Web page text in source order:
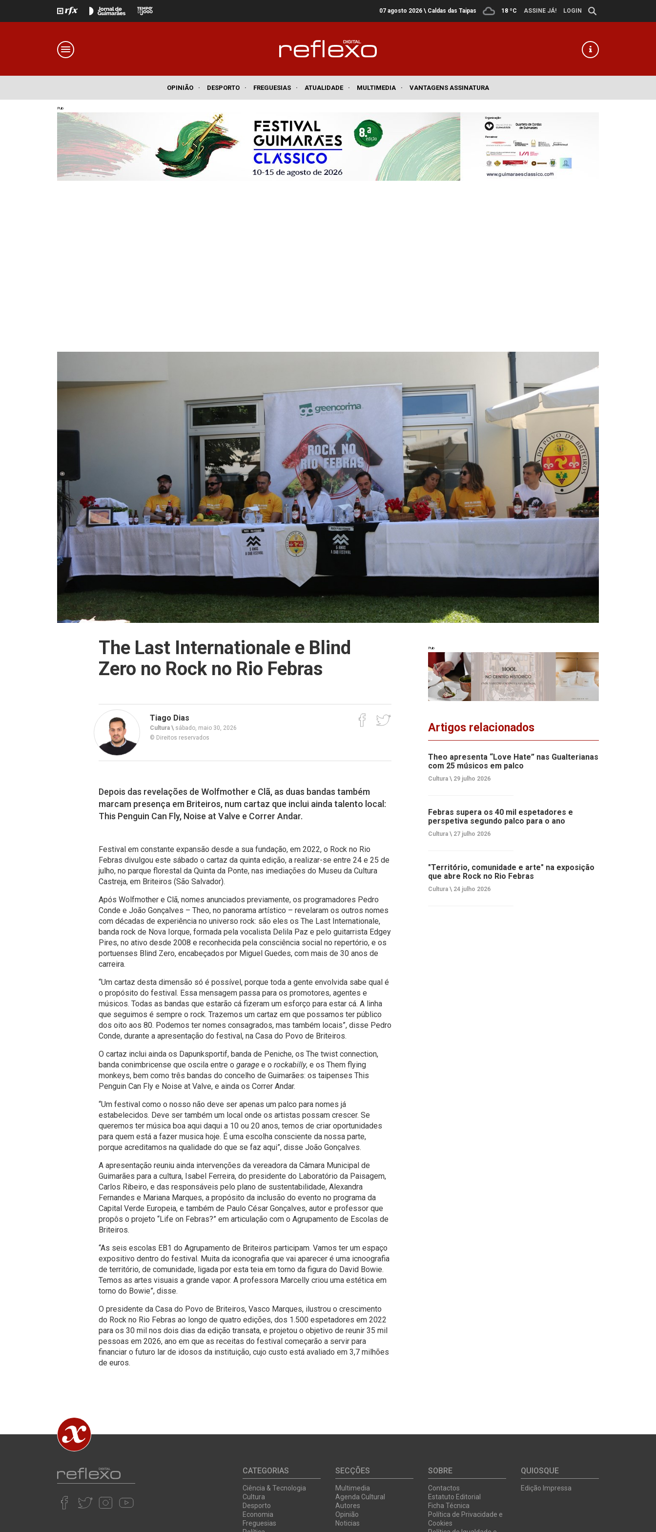
07 agosto 2026 \ Caldas das Taipas 18 ºC ASSINE JÁ! LOGIN
OPINIÃO · DESPORTO · FREGUESIAS · ATUALIDADE · MULTIMEDIA · VANTAGENS ASSINATURA
Pub
The Last Internationale e Blind
Zero no Rock no Rio Febras
Tiago Dias
Cultura \ sábado, maio 30, 2026
© Direitos reservados
Depois das revelações de Wolfmother e Clã, as duas bandas também
marcam presença em Briteiros, num cartaz que inclui ainda talento local:
This Penguin Can Fly, Noise at Valve e Correr Andar.
Festival em constante expansão desde a sua fundação, em 2022, o Rock no Rio
Febras divulgou este sábado o cartaz da quinta edição, a realizar-se entre 24 e 25 de
julho, no parque florestal da Quinta da Ponte, nas imediações do Museu da Cultura
Castreja, em Briteiros (São Salvador).
Após Wolfmother e Clã, nomes anunciados previamente, os programadores Pedro
Conde e João Gonçalves – Theo, no panorama artístico – revelaram os outros nomes
com décadas de experiência no universo rock: são eles os The Last Internationale,
banda rock de Nova Iorque, formada pela vocalista Delila Paz e pelo guitarrista Edgey
Pires, no ativo desde 2008 e reconhecida pela consciência social no repertório, e os
portuenses Blind Zero, encabeçados por Miguel Guedes, com mais de 30 anos de
carreira.
“Um cartaz desta dimensão só é possível, porque toda a gente envolvida sabe qual é
o propósito do festival. Essa mensagem passa para os promotores, agentes e
músicos. Todas as bandas que estarão cá fizeram um esforço para estar cá. A linha
que seguimos é sempre o rock. Trazemos um cartaz em que possamos ter público
dos oito aos 80. Podemos ter nomes consagrados, mas também locais”, disse Pedro
Conde, durante a apresentação do festival, na Casa do Povo de Briteiros.
O cartaz inclui ainda os Dapunksportif, banda de Peniche, os The twist connection,
banda conimbricense que oscila entre o garage e o rockabilly, e os Them flying
monkeys, bem como três bandas do concelho de Guimarães: os taipenses This
Penguin Can Fly e Noise at Valve, e ainda os Correr Andar.
“Um festival como o nosso não deve ser apenas um palco para nomes já
estabelecidos. Deve ser também um local onde os artistas possam crescer. Se
queremos ter música boa aqui daqui a 10 ou 20 anos, temos de criar oportunidades
para quem está a fazer musica hoje. É uma escolha consciente da nossa parte,
porque acreditamos na qualidade do que se faz aqui”, disse João Gonçalves.
A apresentação reuniu ainda intervenções da vereadora da Câmara Municipal de
Guimarães para a cultura, Isabel Ferreira, do presidente do Laboratório da Paisagem,
Carlos Ribeiro, e das responsáveis pelo plano de sustentabilidade, Alexandra
Fernandes e Mariana Marques, a propósito da inclusão do evento no programa da
Capital Verde Europeia, e também de Paulo César Gonçalves, autor e professor que
propôs o projeto “Life on Febras?” em articulação com o Agrupamento de Escolas de
Briteiros.
“As seis escolas EB1 do Agrupamento de Briteiros participam. Vamos ter um espaço
expositivo dentro do festival. Muita da iconografia que vai aparecer é uma icnoografia
de território, de comunidade, ligada por esta teia em torno da figura do David Bowie.
Temos as artes visuais a grande vapor. A professora Marcelly criou uma estética em
torno do Bowie”, disse.
O presidente da Casa do Povo de Briteiros, Vasco Marques, ilustrou o crescimento
do Rock no Rio Febras ao longo de quatro edições, dos 1.500 espetadores em 2022
para os 30 mil nos dois dias da edição transata, e projetou o objetivo de reunir 35 mil
pessoas em 2026, ano em que as receitas do festival começarão a servir para
financiar o futuro lar de idosos da instituição, cujo custo está avaliado em 3,7 milhões
de euros.
Pub
Artigos relacionados
Theo apresenta “Love Hate” nas Gualterianas
com 25 músicos em palco
Cultura \ 29 julho 2026
Febras supera os 40 mil espetadores e
perspetiva segundo palco para o ano
Cultura \ 27 julho 2026
"Território, comunidade e arte" na exposição
que abre Rock no Rio Febras
Cultura \ 24 julho 2026
CATEGORIAS
Ciência & Tecnologia
Cultura
Desporto
Economia
Freguesias
SECÇÕES
Multimedia
Agenda Cultural
Autores
Opinião
Noticias
SOBRE
Contactos
Estatuto Editorial
Ficha Técnica
Política de Privacidade e
Cookies
QUIOSQUE
Edição Impressa